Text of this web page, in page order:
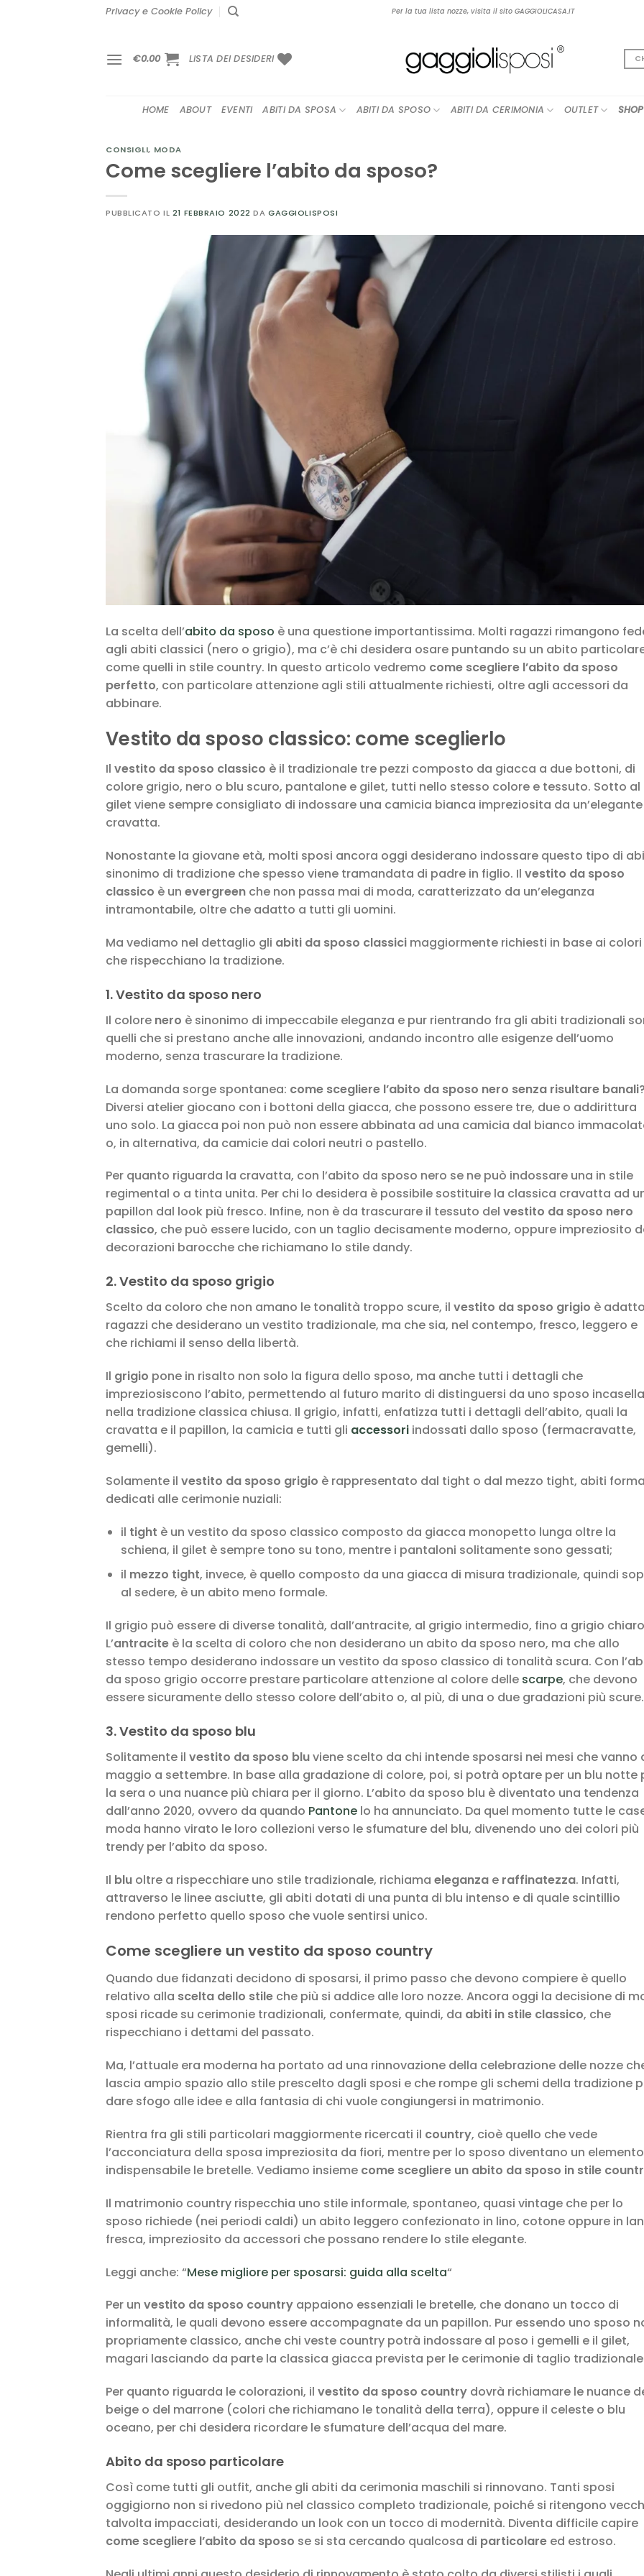
Privacy e Cookie Policy Per la tua lista nozze, visita il sito GAGGIOLICASA.IT
€0.00 LISTA DEI DESIDERI
HOME ABOUT EVENTI ABITI DA SPOSA ABITI DA SPOSO ABITI DA CERIMONIA OUTLET
CONSIGLI, MODA
Come scegliere l’abito da sposo?
PUBBLICATO IL 21 FEBBRAIO 2022 DAGAGGIOLISPOSI
La scelta dell’abito da sposo è una questione importantissima. Molti ragazzi rimangono
agli abiti classici (nero o grigio), ma c’è chi desidera osare puntando su un abito
come quelli in stile country. In questo articolo vedremo come scegliere l’abito da sposo
perfetto, con particolare attenzione agli stili attualmente richiesti, oltre agli accessori da
abbinare.
Vestito da sposo classico: come sceglierlo
Il vestito da sposo classico è il tradizionale tre pezzi composto da giacca a due bottoni, di
colore grigio, nero o blu scuro, pantalone e gilet, tutti nello stesso colore e tessuto. Sotto al
gilet viene sempre consigliato di indossare una camicia bianca impreziosita da un’elegante
cravatta.
Nonostante la giovane età, molti sposi ancora oggi desiderano indossare questo tipo di
sinonimo di tradizione che spesso viene tramandata di padre in figlio. Il vestito da sposo
classico è un evergreen che non passa mai di moda, caratterizzato da un’eleganza
intramontabile, oltre che adatto a tutti gli uomini.
Ma vediamo nel dettaglio gli abiti da sposo classici maggiormente richiesti in base ai colori
che rispecchiano la tradizione.
1. Vestito da sposo nero
Il colore nero è sinonimo di impeccabile eleganza e pur rientrando fra gli abiti tradizionali
quelli che si prestano anche alle innovazioni, andando incontro alle esigenze dell’uomo
moderno, senza trascurare la tradizione.
La domanda sorge spontanea: come scegliere l’abito da sposo nero senza risultare banali?
Diversi atelier giocano con i bottoni della giacca, che possono essere tre, due o addirittura
uno solo. La giacca poi non può non essere abbinata ad una camicia dal bianco
o, in alternativa, da camicie dai colori neutri o pastello.
Per quanto riguarda la cravatta, con l’abito da sposo nero se ne può indossare una in stile
regimental o a tinta unita. Per chi lo desidera è possibile sostituire la classica cravatta ad
papillon dal look più fresco. Infine, non è da trascurare il tessuto del vestito da sposo nero
classico, che può essere lucido, con un taglio decisamente moderno, oppure impreziosito
decorazioni barocche che richiamano lo stile dandy.
2. Vestito da sposo grigio
Scelto da coloro che non amano le tonalità troppo scure, il vestito da sposo grigio è
ragazzi che desiderano un vestito tradizionale, ma che sia, nel contempo, fresco, leggero e
che richiami il senso della libertà.
Il grigio pone in risalto non solo la figura dello sposo, ma anche tutti i dettagli che
impreziosiscono l’abito, permettendo al futuro marito di distinguersi da uno sposo
nella tradizione classica chiusa. Il grigio, infatti, enfatizza tutti i dettagli dell’abito, quali la
cravatta e il papillon, la camicia e tutti gli accessori indossati dallo sposo (fermacravatte,
gemelli).
Solamente il vestito da sposo grigio è rappresentato dal tight o dal mezzo tight, abiti
dedicati alle cerimonie nuziali:
il tight è un vestito da sposo classico composto da giacca monopetto lunga oltre la
schiena, il gilet è sempre tono su tono, mentre i pantaloni solitamente sono gessati;
il mezzo tight, invece, è quello composto da una giacca di misura tradizionale, quindi
al sedere, è un abito meno formale.
Il grigio può essere di diverse tonalità, dall’antracite, al grigio intermedio, fino a grigio
L’antracite è la scelta di coloro che non desiderano un abito da sposo nero, ma che allo
stesso tempo desiderano indossare un vestito da sposo classico di tonalità scura. Con
da sposo grigio occorre prestare particolare attenzione al colore delle scarpe, che devono
essere sicuramente dello stesso colore dell’abito o, al più, di una o due gradazioni più scure.
3. Vestito da sposo blu
Solitamente il vestito da sposo bluviene scelto da chi intende sposarsi nei mesi che vanno
maggio a settembre. In base alla gradazione di colore, poi, si potrà optare per un blu notte
la sera o una nuance più chiara per il giorno. L’abito da sposo blu è diventato una tendenza
dall’anno 2020, ovvero da quando Pantone lo ha annunciato. Da quel momento tutte le
moda hanno virato le loro collezioni verso le sfumature del blu, divenendo uno dei colori più
trendy per l’abito da sposo.
Il blu oltre a rispecchiare uno stile tradizionale, richiama eleganza e raffinatezza. Infatti,
attraverso le linee asciutte, gli abiti dotati di una punta di blu intenso e di quale scintillio
rendono perfetto quello sposo che vuole sentirsi unico.
Come scegliere un vestito da sposo country
Quando due fidanzati decidono di sposarsi, il primo passo che devono compiere è quello
relativo alla scelta dello stile che più si addice alle loro nozze. Ancora oggi la decisione di
sposi ricade su cerimonie tradizionali, confermate, quindi, da abiti in stile classico, che
rispecchiano i dettami del passato.
Ma, l’attuale era moderna ha portato ad una rinnovazione della celebrazione delle nozze
lascia ampio spazio allo stile prescelto dagli sposi e che rompe gli schemi della tradizione
dare sfogo alle idee e alla fantasia di chi vuole congiungersi in matrimonio.
Rientra fra gli stili particolari maggiormente ricercati il country, cioè quello che vede
l’acconciatura della sposa impreziosita da fiori, mentre per lo sposo diventano un elemento
indispensabile le bretelle. Vediamo insieme come scegliere un abito da sposo in stile
Il matrimonio country rispecchia uno stile informale, spontaneo, quasi vintage che per lo
sposo richiede (nei periodi caldi) un abito leggero confezionato in lino, cotone oppure in
fresca, impreziosito da accessori che possano rendere lo stile elegante.
Leggi anche: “Mese migliore per sposarsi: guida alla scelta“
Per un vestito da sposo country appaiono essenziali le bretelle, che donano un tocco di
informalità, le quali devono essere accompagnate da un papillon. Pur essendo uno sposo
propriamente classico, anche chi veste country potrà indossare al poso i gemelli e il gilet,
magari lasciando da parte la classica giacca prevista per le cerimonie di taglio
Per quanto riguarda le colorazioni, il vestito da sposo country dovrà richiamare le nuance
beige o del marrone (colori che richiamano le tonalità della terra), oppure il celeste o blu
oceano, per chi desidera ricordare le sfumature dell’acqua del mare.
Abito da sposo particolare
Così come tutti gli outfit, anche gli abiti da cerimonia maschili si rinnovano. Tanti sposi
oggigiorno non si rivedono più nel classico completo tradizionale, poiché si ritengono
talvolta impacciati, desiderando un look con un tocco di modernità. Diventa difficile capire
come scegliere l’abito da sposo se si sta cercando qualcosa di particolare ed estroso.